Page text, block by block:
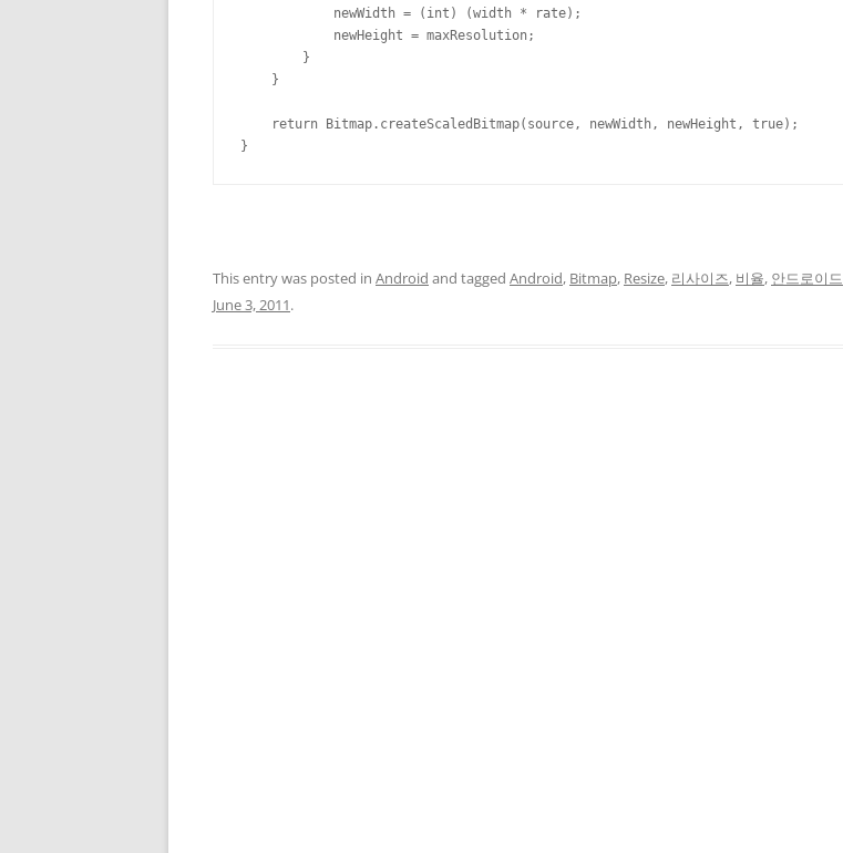
            newWidth = (int) (width * rate);
            newHeight = maxResolution;
        }
    }
    return Bitmap.createScaledBitmap(source, newWidth, newHeight, true);
}
This entry was posted in Android and tagged Android, Bitmap, Resize, 리사이즈, 비율, 안드로이드
June 3, 2011.